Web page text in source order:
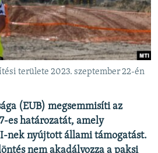
weboldal
területe 2023. szeptember 22-én
(EUB) megsemmisíti az
es határozatát, amely
nek nyújtott állami támogatást.
nem akadályozza a paksi